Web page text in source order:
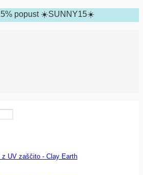
popust ☀️SUNNY15☀️
UV zaščito - Clay Earth